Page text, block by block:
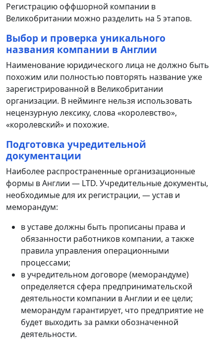
Регистрацию оффшорной компании в
Великобритании можно разделить на 5 этапов.
Выбор и проверка уникального
названия компании в Англии
Наименование юридического лица не должно быть
похожим или полностью повторять название уже
зарегистрированной в Великобритании
организации. В нейминге нельзя использовать
нецензурную лексику, слова «королевство»,
«королевский» и похожие.
Подготовка учредительной
документации
Наиболее распространенные организационные
формы в Англии — LTD. Учредительные документы,
необходимые для их регистрации, — устав и
меморандум:
в уставе должны быть прописаны права и
обязанности работников компании, а также
правила управления операционными
процессами;
в учредительном договоре (меморандуме)
определяется сфера предпринимательской
деятельности компании в Англии и ее цели;
меморандум гарантирует, что предприятие не
будет выходить за рамки обозначенной
деятельности.